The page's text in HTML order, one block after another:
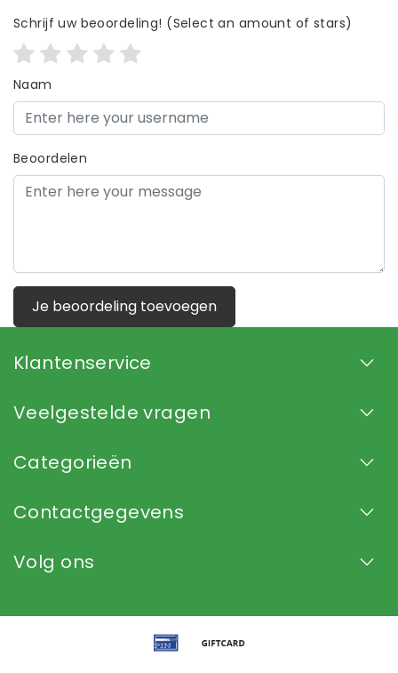
Schrijf uw beoordeling! (Select an amount of stars)
Naam
Beoordelen
Je beoordeling toevoegen
Klantenservice
Veelgestelde vragen
Categorieën
Contactgegevens
Volg ons